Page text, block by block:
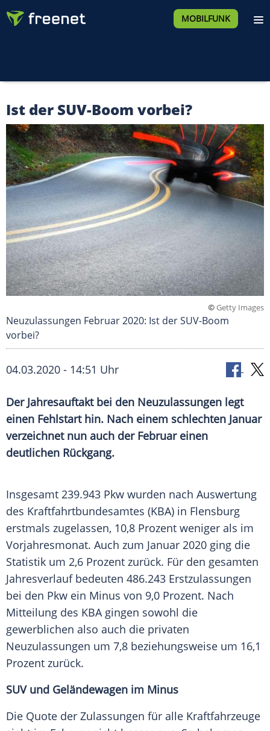
MOBILFUNK
Ist der SUV-Boom vorbei?
©Getty Images
Neuzulassungen Februar 2020: Ist der SUV-Boom
vorbei?
04.03.2020 - 14:51 Uhr
Der Jahresauftakt bei den Neuzulassungen legt
einen Fehlstarthin. Nach einem schlechten Januar
verzeichnet nun auch der Februar einen
deutlichen Rückgang.
Insgesamt 239.943 Pkw wurden nach Auswertung
des Kraftfahrtbundesamtes (KBA) in Flensburg
erstmals zugelassen, 10,8 Prozent weniger als im
Vorjahresmonat. Auch zum Januar 2020 ging die
Statistik um 2,6 Prozent zurück. Für den gesamten
Jahresverlaufbedeuten 486.243 Erstzulassungen
bei den Pkw ein Minus von 9,0 Prozent. Nach
Mitteilung des KBAgingen sowohl die
gewerblichen also auch die privaten
Neuzulassungen um 7,8 beziehungsweise um 16,1
Prozent zurück.
SUV und Geländewagen im Minus
Die Quote der Zulassungen für alle Kraftfahrzeuge